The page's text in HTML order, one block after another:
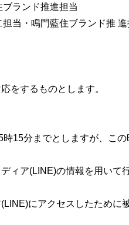
ランド推進担当
当・鳴門藍住ブランド推 進
をするものとします。
15分までとしますが、こ
ィア(LINE)の情報を用いて
にアクセスしたために